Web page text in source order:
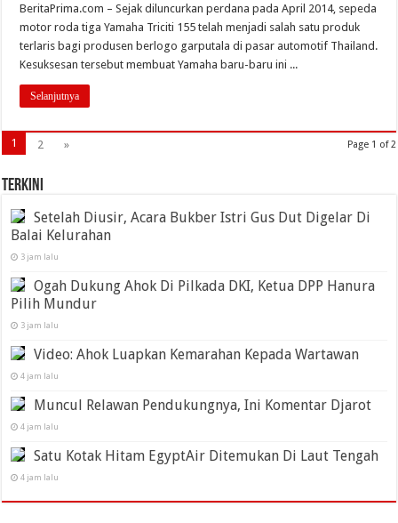
BeritaPrima.com – Sejak diluncurkan perdana pada April 2014, sepeda
motor roda tiga Yamaha Triciti 155 telah menjadi salah satu produk
terlaris bagi produsen berlogo garputala di pasar automotif Thailand.
Kesuksesan tersebut membuat Yamaha baru-baru ini ...
Selanjutnya
Page 1 of 2
1 2 »
Terkini
Setelah Diusir, Acara Bukber Istri Gus Dut Digelar Di
Balai Kelurahan
3 jam lalu
Ogah Dukung Ahok Di Pilkada DKI, Ketua DPP Hanura
Pilih Mundur
3 jam lalu
Video: Ahok Luapkan Kemarahan Kepada Wartawan
4 jam lalu
Muncul Relawan Pendukungnya, Ini Komentar Djarot
4 jam lalu
Satu Kotak Hitam EgyptAir Ditemukan Di Laut Tengah
4 jam lalu